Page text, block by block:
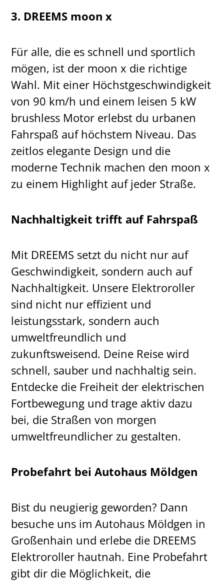
3. DREEMS moon x
Für alle, die es schnell und sportlich
mögen, ist der moon x die richtige
Wahl. Mit einer Höchstgeschwindigkeit
von 90 km/h und einem leisen 5 kW
brushless Motor erlebst du urbanen
Fahrspaß auf höchstem Niveau. Das
zeitlos elegante Design und die
moderne Technik machen den moon x
zu einem Highlight auf jeder Straße.
Nachhaltigkeit trifft auf Fahrspaß
Mit DREEMS setzt du nicht nur auf
Geschwindigkeit, sondern auch auf
Nachhaltigkeit. Unsere Elektroroller
sind nicht nur effizient und
leistungsstark, sondern auch
umweltfreundlich und
zukunftsweisend. Deine Reise wird
schnell, sauber und nachhaltig sein.
Entdecke die Freiheit der elektrischen
Fortbewegung und trage aktiv dazu
bei, die Straßen von morgen
umweltfreundlicher zu gestalten.
Probefahrt bei Autohaus Möldgen
Bist du neugierig geworden? Dann
besuche uns im Autohaus Möldgen in
Großenhain und erlebe die DREEMS
Elektroroller hautnah. Eine Probefahrt
gibt dir die Möglichkeit, die